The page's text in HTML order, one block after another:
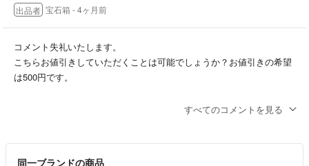
沢山の方々に喜んで頂けるものを作りたいと思います。
ハンドメイドをご理解の上、ご購入お願い致します。
趣味で始めたものが、知り合い伝いに色々な方に購入頂き、美術館やデ
好評頂いておりましたので、ネットでの販売をはじめました。写真を明
出品者 宝石箱 - 4ヶ月前
コメント失礼いたします。
こちらお値引きしていただくことは可能でしょうか？お値引きの希望
は500円です。
すべてのコメントを見る
同一ブランドの商品